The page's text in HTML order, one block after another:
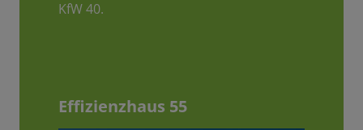
KfW 40.
Effizienzhaus 55